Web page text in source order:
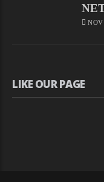
NOV
LIKE OUR PAGE